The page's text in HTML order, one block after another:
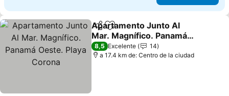
CompartirAgregar a favoritos
Apartamento Junto Al
Mar. Magnífico. Panamá
Oeste. Playa Corona
8,5 Excelente
14
a 17.4 km de: Centro de la ciudad